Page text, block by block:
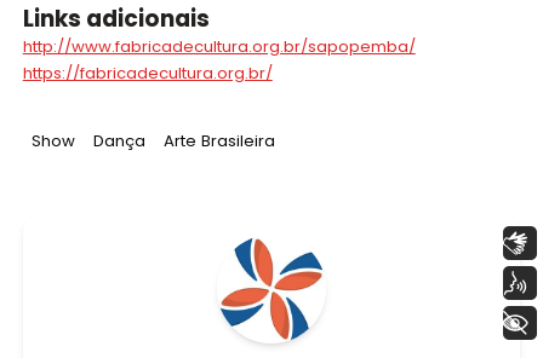
Links adicionais
http://www.fabricadecultura.org.br/sapopemba/
https://fabricadecultura.org.br/
Tag:
Show Tag:
Dança Tag:
Arte Brasileira
+ Acessibilidade